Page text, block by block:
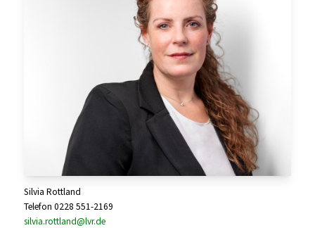
Silvia Rottland
Telefon 0228 551-2169
silvia.rottland@lvr.de